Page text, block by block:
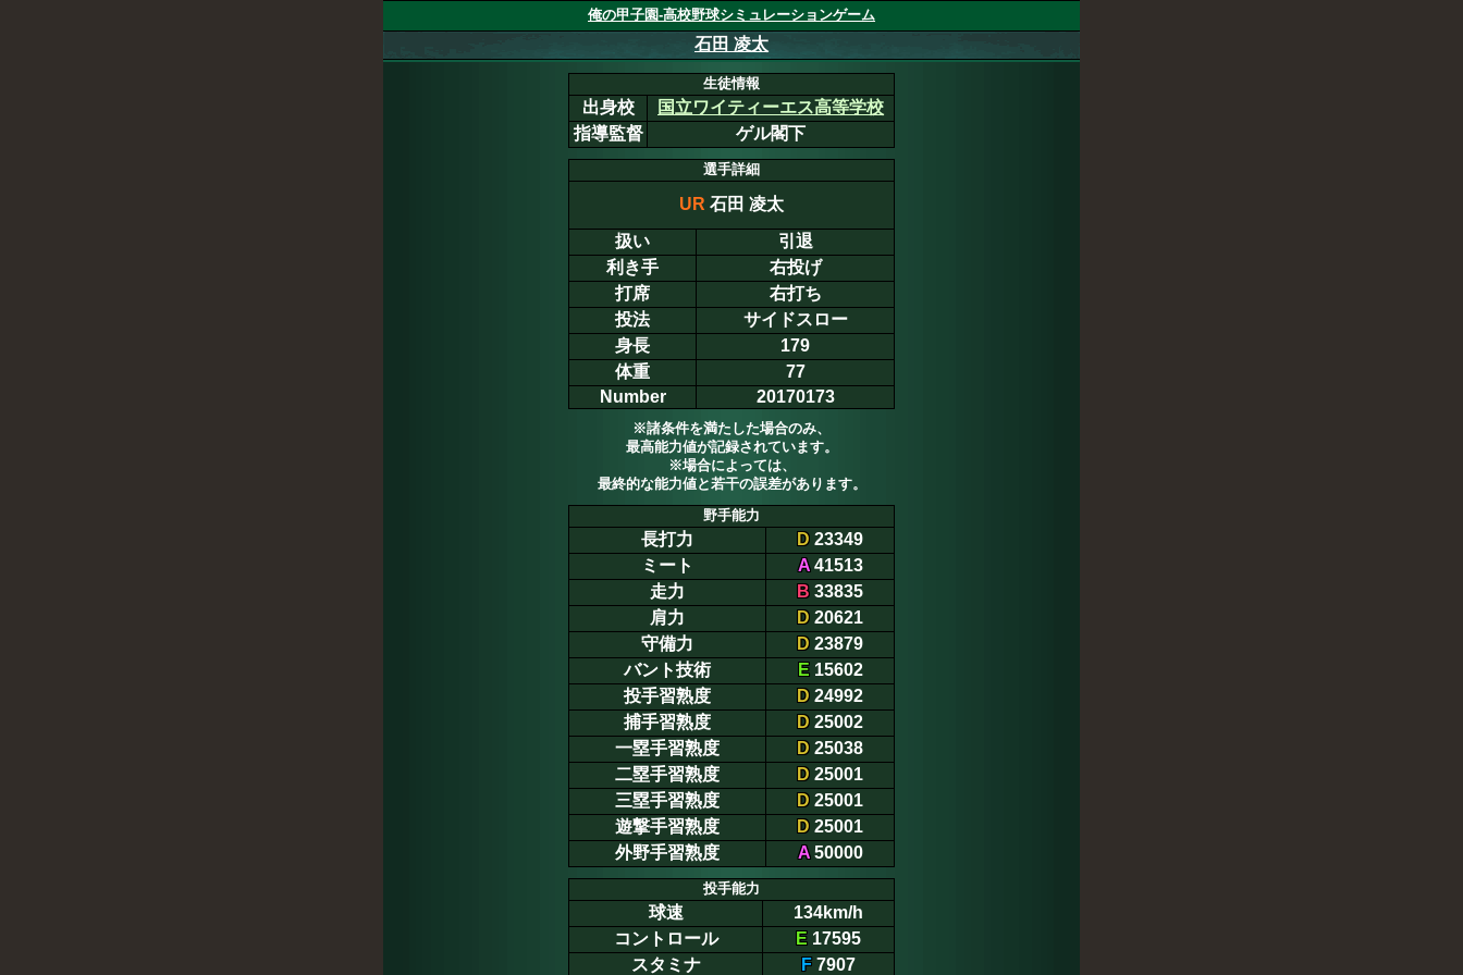
俺の甲子園-高校野球シミュレーションゲーム
石田 凌太
生徒情報
出身校
国立ワイティーエス高等学校
指導監督
ゲル閣下
選手詳細
UR 石田 凌太
扱い
引退
利き手
右投げ
打席
右打ち
投法
サイドスロー
身長
179
体重
77
Number
20170173
※諸条件を満たした場合のみ、
最高能力値が記録されています。
※場合によっては、
最終的な能力値と若干の誤差があります。
野手能力
長打力 D 23349
ミート
A41513
走力
B 33835
肩力
D 20621
守備力
D 23879
バント技術
E15602
投手習熟度
D 24992
捕手習熟度
D 25002
一塁手習熟度
D 25038
二塁手習熟度
D 25001
三塁手習熟度
D 25001
遊撃手習熟度
D 25001
外野手習熟度
A50000
投手能力
球速
134km/h
コントロール
E 17595
スタミナ
F 7907